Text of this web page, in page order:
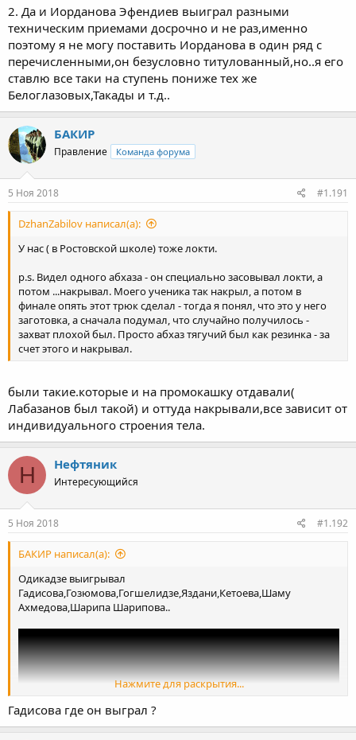
2. Да и Иорданова Эфендиев выиграл разными
техническим приемами досрочно и не раз,именно
поэтому я не могу поставить Иорданова в один ряд с
перечисленными,он безусловно титулованный,но..я его
ставлю все таки на ступень пониже тех же
Белоглазовых,Такады и т.д..
БАКИР
Правление Команда форума
5 Ноя 2018 #1.191
DzhanZabilov написал(а):
У нас ( в Ростовской школе) тоже локти.
p.s. Видел одного абхаза - он специально засовывал локти, а
потом ...накрывал. Моего ученика так накрыл, а потом в
финале опять этот трюк сделал - тогда я понял, что это у него
заготовка, а сначала подумал, что случайно получилось -
захват плохой был. Просто абхаз тягучий был как резинка - за
счет этого и накрывал.
были такие.которые и на промокашку отдавали(
Лабазанов был такой) и оттуда накрывали,все зависит от
индивидуального строения тела.
Н Нефтяник
Интересующийся
5 Ноя 2018 #1.192
БАКИР написал(а):
Одикадзе выигрывал
Гадисова,Гозюмова,Гогшелидзе,Яздани,Кетоева,Шаму
Ахмедова,Шарипа Шарипова..
Нажмите для раскрытия...
Гадисова где он выграл ?